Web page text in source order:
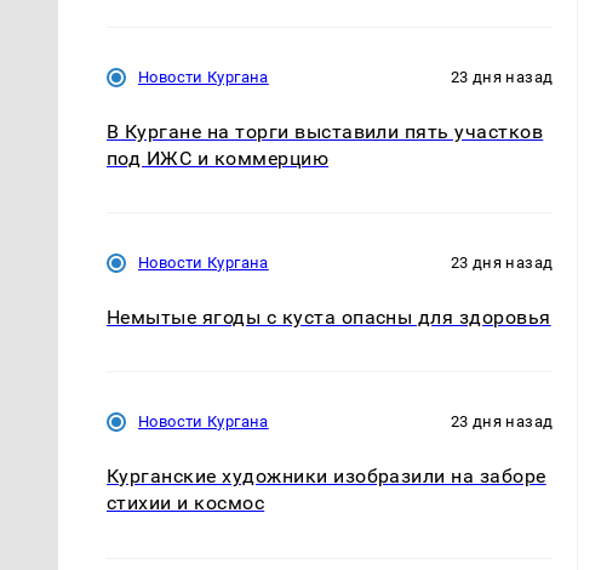
Новости Кургана 23 дня назад
В Кургане на торги выставили пять участков
под ИЖС и коммерцию
Новости Кургана 23 дня назад
Немытые ягоды с куста опасны для здоровья
Новости Кургана 23 дня назад
Курганские художники изобразили на заборе
стихии и космос